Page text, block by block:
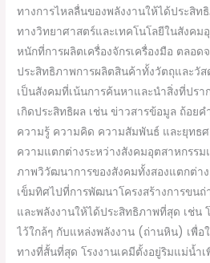
ทางการไหลลื่นของพลังงานให้ได้ประสิ
ทางวิทยาศาสตร์และเทคโนโลยีในสังคม
หนักที่การผลิตเครื่องจักรเครื่องมือ ตลอ
ประสิทธิภาพการผลิตสินค้าทั้งวัตถุและวั
เป็นสังคมที่เน้นการค้นหาและนำสิ่งที่ปรา
เกิดประสิทธิผล เช่น ข่าวสารข้อมูล ถ้อย
ความรู้ ความคิด ความสัมพันธ์ และยุทธศ
ความแตกต่างระหว่างสังคมอุตสาหกรรม
ภาพวิวัฒนาการของสังคมทั้งสองแตกต่า
เข็มทิศไปที่การพัฒนาโครงสร้างการขน
และพลังงานให้ได้ประสิทธิภาพที่สุด เช่น
ไว้ใกล้ๆ กับแหล่งพลังงาน (ถ่านหิน) เพื่อ
ทางที่สั้นที่สุด โรงงานเคมีตั้งอยู่ริมแม่น้ำ